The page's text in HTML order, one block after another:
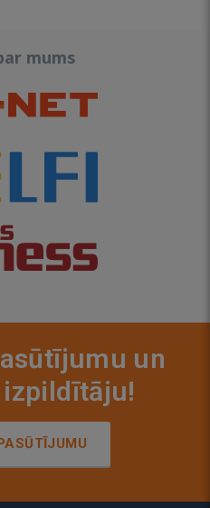
mums
un